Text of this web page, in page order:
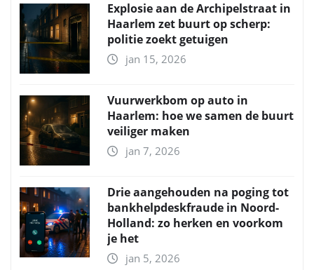
Explosie aan de Archipelstraat in
Haarlem zet buurt op scherp:
politie zoekt getuigen
jan 15, 2026
Vuurwerkbom op auto in
Haarlem: hoe we samen de buurt
veiliger maken
jan 7, 2026
Drie aangehouden na poging tot
bankhelpdeskfraude in Noord-
Holland: zo herken en voorkom
je het
jan 5, 2026